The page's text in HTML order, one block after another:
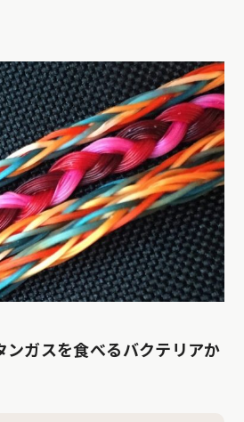
ンガスを食べるバクテリアか